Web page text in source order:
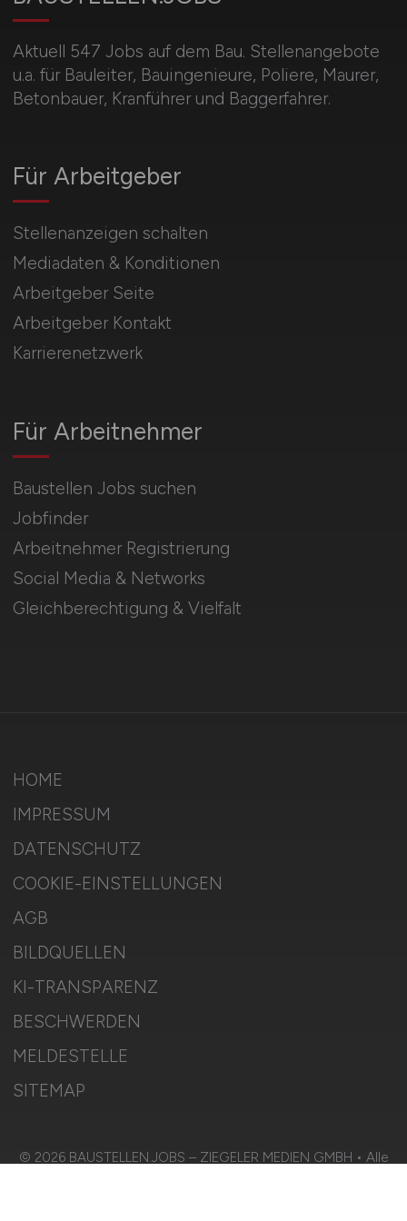
Aktuell 547 Jobs auf dem Bau. Stellenangebote
u.a. für Bauleiter, Bauingenieure, Poliere, Maurer,
Betonbauer, Kranführer und Baggerfahrer.
Für Arbeitnehmer
Baustellen Jobs suchen
Jobfinder
Arbeitnehmer Registrierung
Social Media & Networks
Gleichberechtigung & Vielfalt
Für Arbeitgeber
Stellenanzeigen schalten
Mediadaten & Konditionen
Arbeitgeber Seite
Arbeitgeber Kontakt
Karrierenetzwerk
HOME
IMPRESSUM
DATENSCHUTZ
COOKIE-EINSTELLUNGEN
AGB
BILDQUELLEN
KI-TRANSPARENZ
BESCHWERDEN
MELDESTELLE
SITEMAP
© 2026 BAUSTELLEN.JOBS – ZIEGELER MEDIEN GMBH • Alle